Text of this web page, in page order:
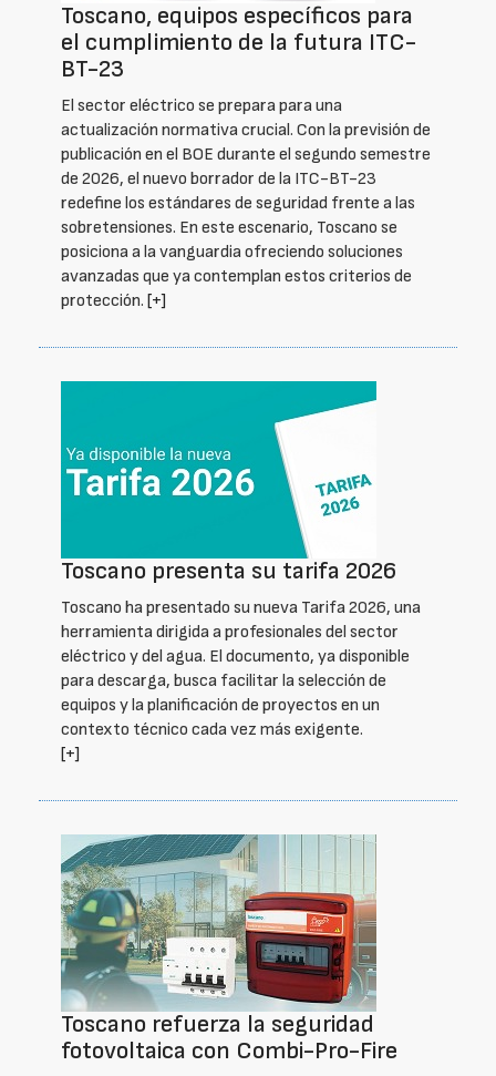
Toscano, equipos específicos para
el cumplimiento de la futura ITC-
BT-23
El sector eléctrico se prepara para una
actualización normativa crucial. Con la previsión de
publicación en el BOE durante el segundo semestre
de 2026, el nuevo borrador de la ITC-BT-23
redefine los estándares de seguridad frente a las
sobretensiones. En este escenario, Toscano se
posiciona a la vanguardia ofreciendo soluciones
avanzadas que ya contemplan estos criterios de
protección. [+]
Toscano presenta su tarifa 2026
Toscano ha presentado su nueva Tarifa 2026, una
herramienta dirigida a profesionales del sector
eléctrico y del agua. El documento, ya disponible
para descarga, busca facilitar la selección de
equipos y la planificación de proyectos en un
contexto técnico cada vez más exigente.
[+]
Toscano refuerza la seguridad
fotovoltaica con Combi-Pro-Fire